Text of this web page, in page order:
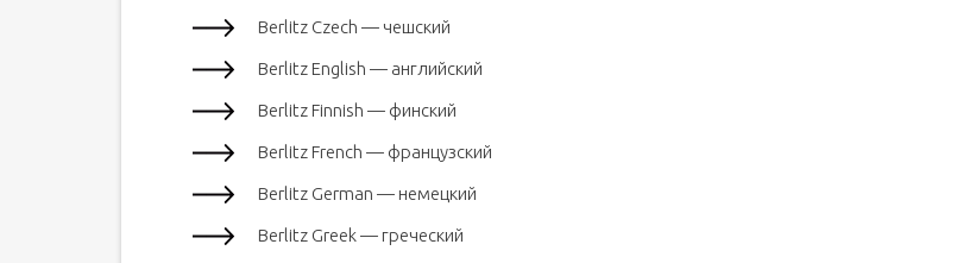
Berlitz Czech — чешский
Berlitz English — английский
Berlitz Finnish — финский
Berlitz French — французский
Berlitz German — немецкий
Berlitz Greek — греческий